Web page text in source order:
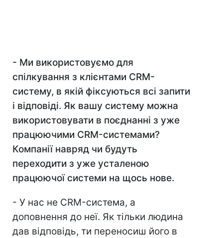
- Ми використовуємо для
спілкування з клієнтами CRM-
систему, в якій фіксуються всі запити
і відповіді. Як вашу систему можна
використовувати в поєднанні з уже
працюючими CRM-системами?
Компанії навряд чи будуть
переходити з уже усталеною
працюючої системи на щось нове.
- У нас не CRM-система, а
доповнення до неї. Як тільки людина
дав відповідь, ти переносиш його в